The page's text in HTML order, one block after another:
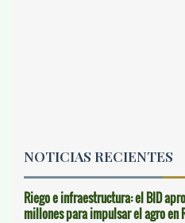
NOTICIAS RECIENTES
Riego e infraestructura: el BID
millones para impulsar el agro en